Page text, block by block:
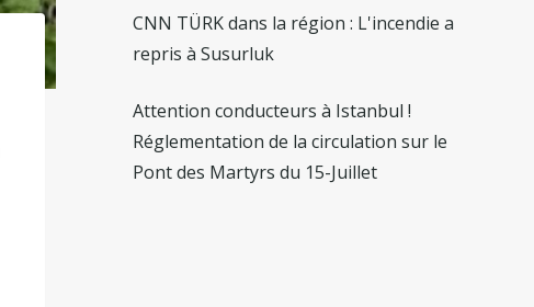
CNN TÜRK dans la région : L'incendie a
repris à Susurluk
Attention conducteurs à Istanbul !
Réglementation de la circulation sur le
Pont des Martyrs du 15-Juillet